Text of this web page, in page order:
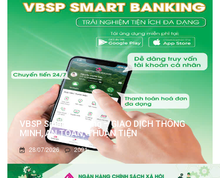
VBSP Smart Banking – GIAO DỊCH THÔNG
MINH, AN TOÀN, THUẬN TIỆN
28/07/2026 2091